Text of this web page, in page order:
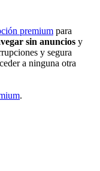
premium para
sin anuncios y
y segura
a ninguna otra
.